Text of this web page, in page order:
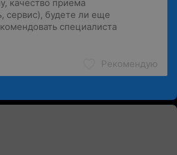
Рекомендую